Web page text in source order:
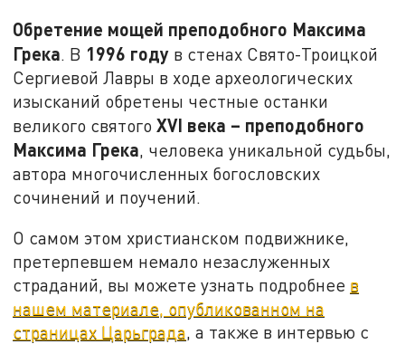
Обретение мощей преподобного Максима
Грека. В 1996 году в стенах Свято-Троицкой
Сергиевой Лавры в ходе археологических
изысканий обретены честные останки
великого святогоXVI века – преподобного
Максима Грека, человека уникальной судьбы,
автора многочисленных богословских
сочинений и поучений.
О самом этом христианском подвижнике,
претерпевшем немало незаслуженных
страданий, вы можете узнать подробнее в
нашем материале, опубликованном на
страницах Царьграда, а также в интервью с